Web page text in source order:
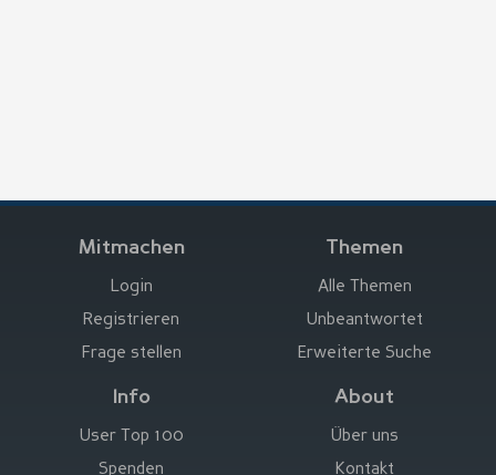
Mitmachen
Login
Registrieren
Frage stellen
Themen
Alle Themen
Unbeantwortet
Erweiterte Suche
Info
User Top 100
Spenden
About
Über uns
Kontakt